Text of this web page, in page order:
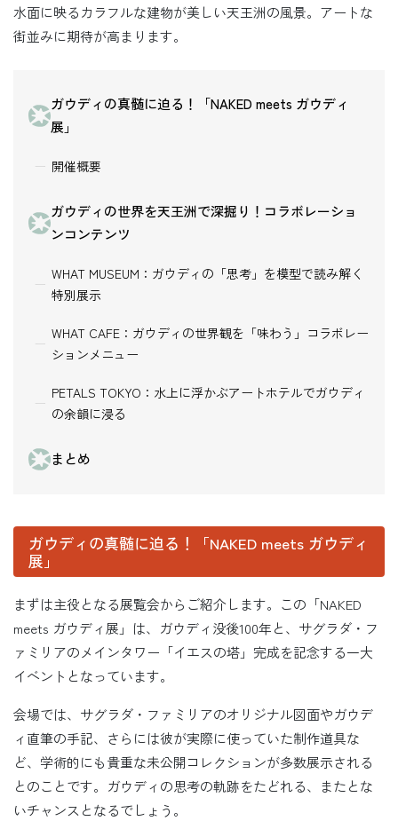
水面に映るカラフルな建物が美しい天王洲の風景。アートな
街並みに期待が高まります。
ガウディの真髄に迫る！「NAKED meets ガウディ
展」
開催概要
ガウディの世界を天王洲で深掘り！コラボレーショ
ンコンテンツ
WHAT MUSEUM：ガウディの「思考」を模型で読み解く
特別展示
WHAT CAFE：ガウディの世界観を「味わう」コラボレー
ションメニュー
PETALS TOKYO：水上に浮かぶアートホテルでガウディ
の余韻に浸る
まとめ
ガウディの真髄に迫る！「NAKED meets ガウディ
展」
まずは主役となる展覧会からご紹介します。この「NAKED
meets ガウディ展」は、ガウディ没後100年と、サグラダ・フ
ァミリアのメインタワー「イエスの塔」完成を記念する一大
イベントとなっています。
会場では、サグラダ・ファミリアのオリジナル図面やガウデ
ィ直筆の手記、さらには彼が実際に使っていた制作道具な
ど、学術的にも貴重な未公開コレクションが多数展示される
とのことです。ガウディの思考の軌跡をたどれる、またとな
いチャンスとなるでしょう。